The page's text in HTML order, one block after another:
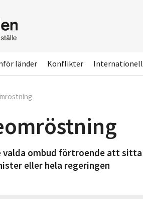
länder Konflikter
ombud förtroende att
eller hela regeringen